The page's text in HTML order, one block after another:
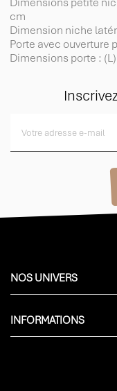
cm
Dimension niche
Porte avec ouverture
Dimensions porte :
NOS UNIVERS
INFORMATIONS